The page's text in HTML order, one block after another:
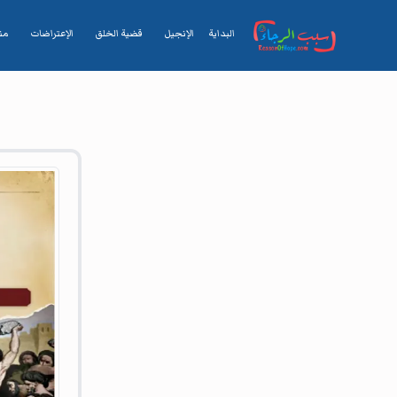
البداية الإنجيل قضية الخلق الإعتراضات
Articles